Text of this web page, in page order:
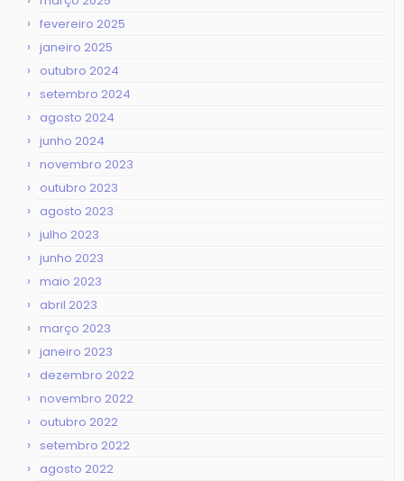
fevereiro 2025
janeiro 2025
outubro 2024
setembro 2024
agosto 2024
junho 2024
novembro 2023
outubro 2023
agosto 2023
julho 2023
junho 2023
maio 2023
abril 2023
março 2023
janeiro 2023
dezembro 2022
novembro 2022
outubro 2022
setembro 2022
agosto 2022